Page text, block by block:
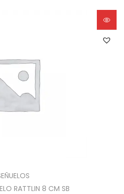
RATTLIN 8 CM SB